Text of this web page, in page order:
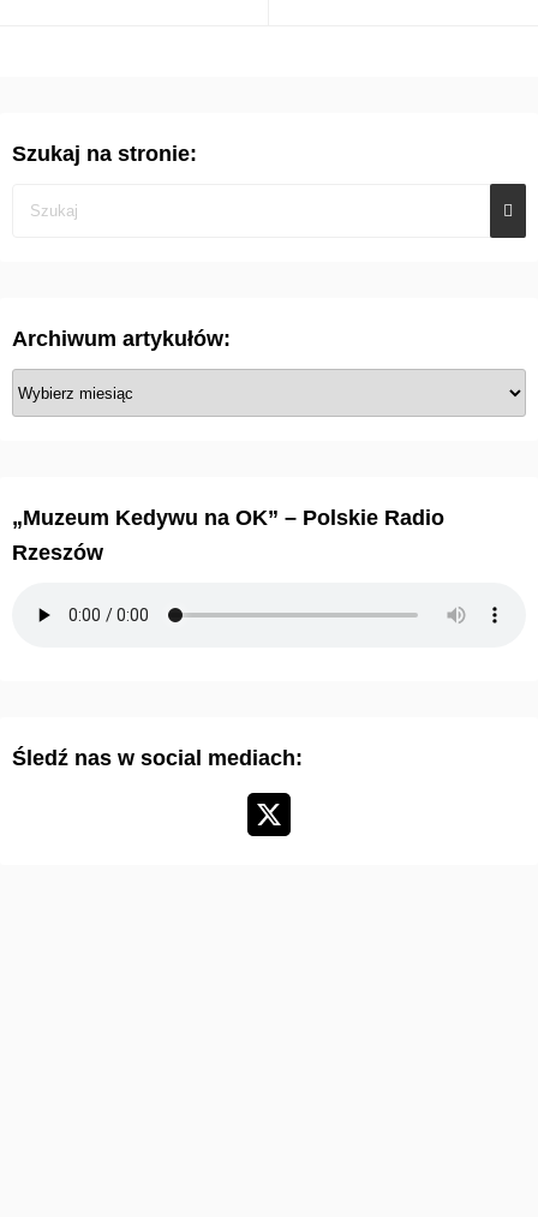
Szukaj na stronie:
Archiwum artykułów:
A
r
k
„Muzeum Kedywu na OK” – Polskie Radio
Rzeszów
Śledź nas w social mediach: